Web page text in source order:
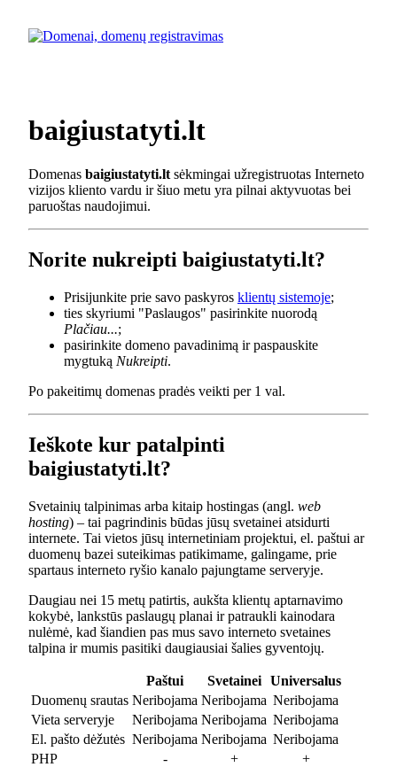
baigiustatyti.lt
Domenas baigiustatyti.lt sėkmingai užregistruotas Interneto
vizijos kliento vardu ir šiuo metu yra pilnai aktyvuotas bei
paruoštas naudojimui.
Norite nukreipti baigiustatyti.lt?
Prisijunkite prie savo paskyros klientų sistemoje;
ties skyriumi "Paslaugos" pasirinkite nuorodą
Plačiau...;
pasirinkite domeno pavadinimą ir paspauskite
mygtuką Nukreipti.
Po pakeitimų domenas pradės veikti per 1 val.
Ieškote kur patalpinti
baigiustatyti.lt?
Svetainių talpinimas arba kitaip hostingas (angl. web
hosting) – tai pagrindinis būdas jūsų svetainei atsidurti
internete. Tai vietos jūsų internetiniam projektui, el. paštui ar
duomenų bazei suteikimas patikimame, galingame, prie
spartaus interneto ryšio kanalo pajungtame serveryje.
Daugiau nei 15 metų patirtis, aukšta klientų aptarnavimo
kokybė, lankstūs paslaugų planai ir patraukli kainodara
nulėmė, kad šiandien pas mus savo interneto svetaines
talpina ir mumis pasitiki daugiausiai šalies gyventojų.
Paštui Svetainei
Universalus
Duomenų srautas Neribojama Neribojama Neribojama
Vieta serveryje
Neribojama Neribojama Neribojama
El. pašto dėžutės Neribojama Neribojama Neribojama
PHP
- +
+